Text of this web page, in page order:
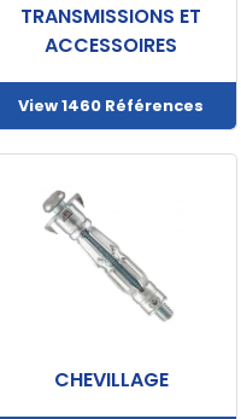
TRANSMISSIONS ET
ACCESSOIRES
View 1460 Références
CHEVILLAGE